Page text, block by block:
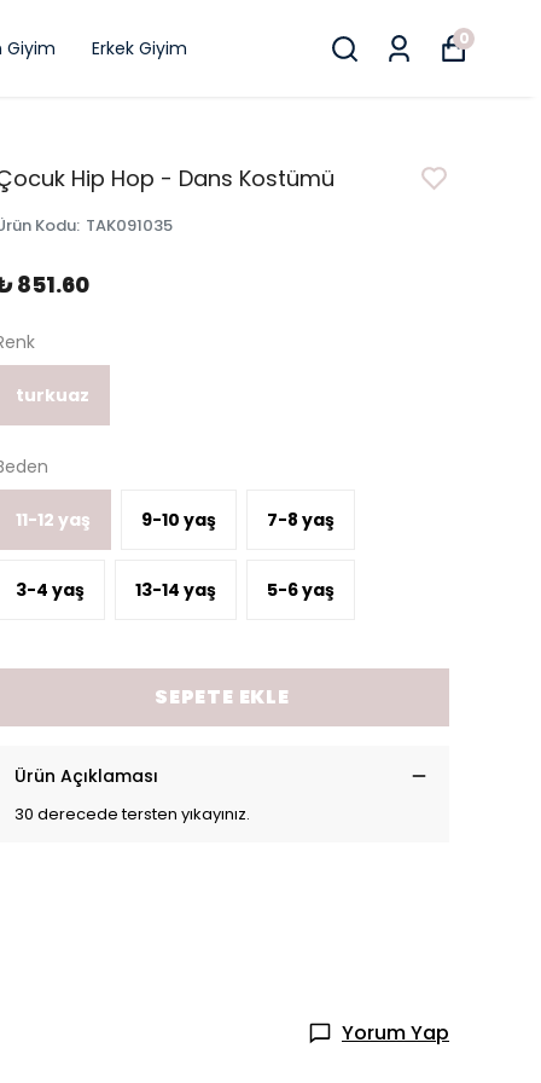
Giyim Erkek Giyim 0
Hip Hop - Dans Kostümü
Kodu: TAK091035
851.60
turkuaz
11-12 yaş 9-10 yaş 7-8 yaş
3-4 yaş 13-14 yaş 5-6 yaş
SEPETE EKLE
Ürün Açıklaması
30 derecede tersten yıkayınız.
Yorum Yap